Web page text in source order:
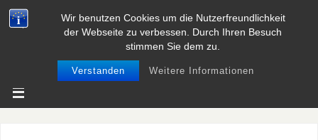
Wir benutzen Cookies um die Nutzerfreundlichkeit
der Webseite zu verbessen. Durch Ihren Besuch
stimmen Sie dem zu.
Verstanden Weitere Informationen
BASEBALL UND SOFTBALL IN
NIEDERSACHSEN